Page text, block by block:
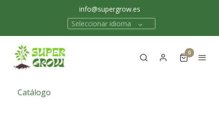
info@supergrow.es
Seleccionar idioma
0
Catálogo